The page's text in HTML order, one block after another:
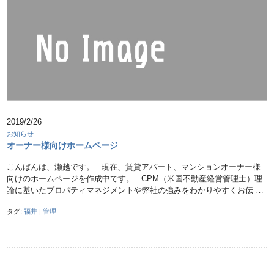
2019/2/26
お知らせ
オーナー様向けホームページ
こんばんは、瀬越です。 現在、賃貸アパート、マンションオーナー様
向けのホームページを作成中です。 CPM（米国不動産経営管理士）理
論に基いたプロパティマネジメントや弊社の強みをわかりやすくお伝 …
タグ:福井 |管理